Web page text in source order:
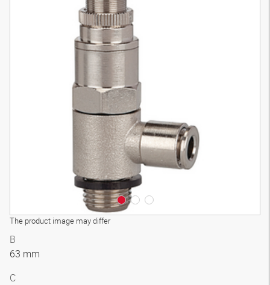
The product image may differ
Modelo 3D
B
63 mm
C